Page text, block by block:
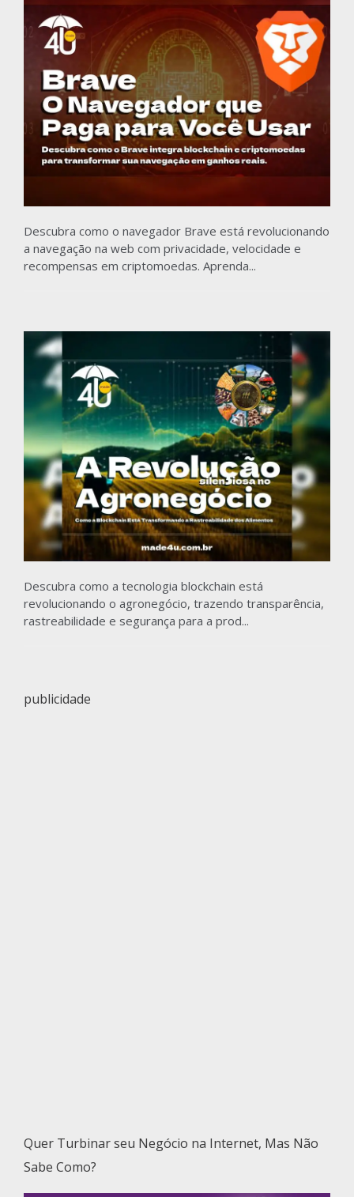
Descubra como o navegador Brave está revolucionando
a navegação na web com privacidade, velocidade e
recompensas em criptomoedas. Aprenda...
Descubra como a tecnologia blockchain está
revolucionando o agronegócio, trazendo transparência,
rastreabilidade e segurança para a prod...
publicidade
Quer Turbinar seu Negócio na Internet, Mas Não
Sabe Como?